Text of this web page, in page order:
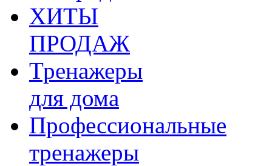
ХИТЫ
ПРОДАЖ
Тренажеры
для дома
Профессиональные
тренажеры